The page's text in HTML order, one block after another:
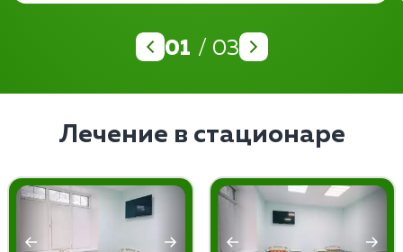
01 / 03
Лечение в стационаре